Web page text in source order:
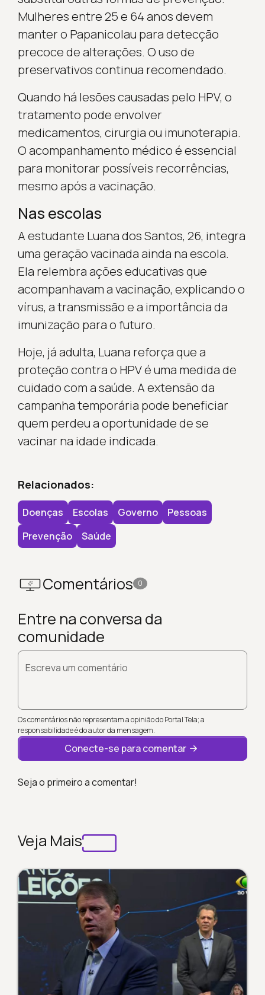
Mulheres entre 25 e 64 anos devem
manter o Papanicolau para detecção
precoce de alterações. O uso de
preservativos continua recomendado.
Quando há lesões causadas pelo HPV, o
tratamento pode envolver
medicamentos, cirurgia ou imunoterapia.
O acompanhamento médico é essencial
para monitorar possíveis recorrências,
mesmo após a vacinação.
Nas escolas
A estudante Luana dos Santos, 26, integra
uma geração vacinada ainda na escola.
Ela relembra ações educativas que
acompanhavam a vacinação, explicando o
vírus, a transmissão e a importância da
imunização para o futuro.
Hoje, já adulta, Luana reforça que a
proteção contra o HPV é uma medida de
cuidado com a saúde. A extensão da
campanha temporária pode beneficiar
quem perdeu a oportunidade de se
vacinar na idade indicada.
Relacionados:
Doenças Escolas Governo
Pessoas
Prevenção
Saúde
Comentários 0
Entre na conversa da
comunidade
Escreva um comentário
Os comentários não representam a opinião do Portal Tela; a
responsabilidade é do autor da mensagem.
Conecte-se para comentar
Seja o primeiro a comentar!
Veja Mais